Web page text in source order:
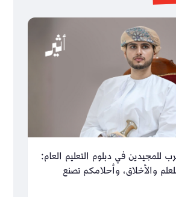
للمجيدين في دبلوم التعليم العام:
والأخلاق، وأحلامكم تصنع